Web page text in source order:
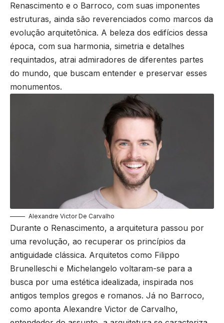
Renascimento e o Barroco, com suas imponentes
estruturas, ainda são reverenciados como marcos da
evolução arquitetônica. A beleza dos edifícios dessa
época, com sua harmonia, simetria e detalhes
requintados, atrai admiradores de diferentes partes
do mundo, que buscam entender e preservar esses
monumentos.
Alexandre Victor De Carvalho
Durante o Renascimento, a arquitetura passou por
uma revolução, ao recuperar os princípios da
antiguidade clássica. Arquitetos como Filippo
Brunelleschi e Michelangelo voltaram-se para a
busca por uma estética idealizada, inspirada nos
antigos templos gregos e romanos. Já no Barroco,
como aponta Alexandre Victor de Carvalho,